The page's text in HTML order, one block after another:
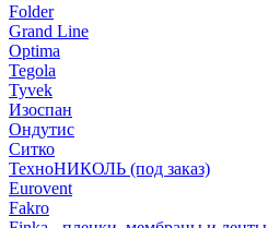
Folder
Grand Line
Optima
Tegola
Tyvek
Изоспан
Ондутис
Ситко
ТехноНИКОЛЬ (под заказ)
Eurovent
Fakro